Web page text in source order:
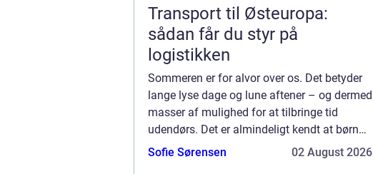
Transport til Østeuropa:
sådan får du styr på
logistikken
Sommeren er for alvor over os. Det betyder
lange lyse dage og lune aftener – og dermed
masser af mulighed for at tilbringe tid
udendørs. Det er almindeligt kendt at børn
har rigtig godt af at røre sig, og af at få en
Sofie Sørensen 02 August 2026